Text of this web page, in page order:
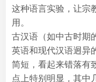
这种语言实验，让宗
用。
古汉语（如中古时期
英语和现代汉语迥异
简短，看起来错落有
点上特别明显，其中